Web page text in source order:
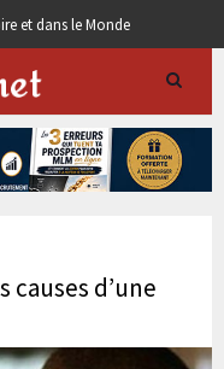
et dans le Monde
d’une